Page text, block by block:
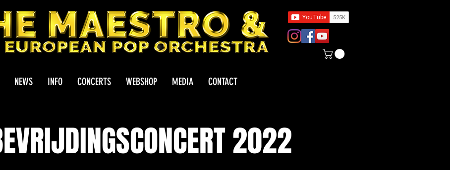
NEWS INFO CONCERTS WEBSHOP MEDIA CONTACT
2022